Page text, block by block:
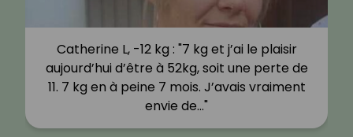
Catherine L, -12 kg : "7 kg et j’ai le plaisir
aujourd’hui d’être à 52kg, soit une perte de
11. 7 kg en à peine 7 mois. J’avais vraiment
envie de…"